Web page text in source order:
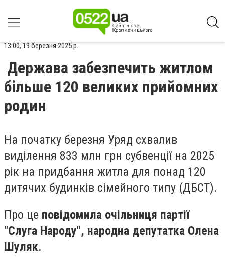
13:00, 19 березня 2025 р.
Держава забезпечить житлом
більше 120 великих прийомних
родин
На початку березня Уряд схвалив
виділення 833 млн грн субвенції на 2025
рік на придбання житла для понад 120
дитячих будинків сімейного типу (ДБСТ).
Про це повідомила очільниця партії
"Слуга Народу", народна депутатка Олена
Шуляк.